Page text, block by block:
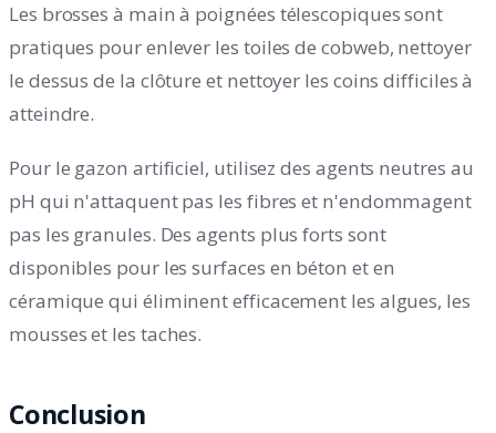
Les brosses à main à poignées télescopiques sont
pratiques pour enlever les toiles de cobweb, nettoyer
le dessus de la clôture et nettoyer les coins difficiles à
atteindre.
Pour le gazon artificiel, utilisez des agents neutres au
pH qui n'attaquent pas les fibres et n'endommagent
pas les granules. Des agents plus forts sont
disponibles pour les surfaces en béton et en
céramique qui éliminent efficacement les algues, les
mousses et les taches.
Conclusion